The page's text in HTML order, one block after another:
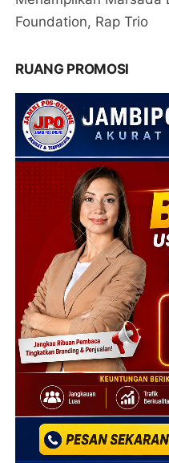
Foundation, Rap Trio
RUANG PROMOSI